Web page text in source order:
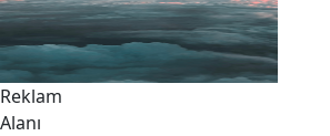
Reklam
Alanı